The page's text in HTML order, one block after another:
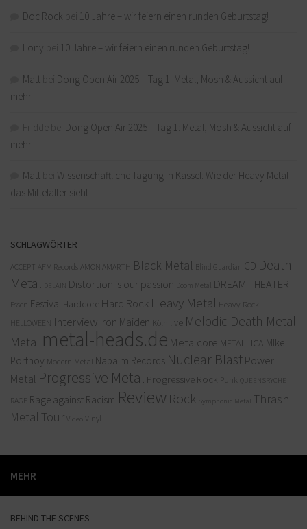
Doc Rock 10 Jahre – wir feiern einen runden Geburtstag!
Lony 10 Jahre – wir feiern einen runden Geburtstag!
Matt
Dong Open Air 2025 – Tag 1: Metal, Mosh & Aussicht auf
mehr
Dong Open Air 2025 – Tag 1: Metal, Mosh & Aussicht auf
mehr
Matt
Wissenschaftliche Tagung in Kassel: Wie der Heavy Metal
das Mittelalter sieht
SCHLAGWÖRTER
ACCEPT AFM Records AMON AMARTH Black Metal Blind Guardian CD Death
Metal
DELAIN Distortion is our passion Doom Metal DREAM THEATER
Essen Festival Hardcore Hard Rock Heavy Metal Heavy Rock
HELLOWEEN Interview Iron Maiden Köln live Melodic Death Metal
Metal metal-heads.de Metalcore METALLICA MIke
Portnoy Modern Metal Napalm Records Nuclear Blast Power
Metal Progressive Metal Progressive Rock Punk QUEENSRYCHE
RAGE Rage against Racism Review Rock Symphonic Metal
Thrash
Metal Tour Video Vinyl
MEHR
BEHIND THE SCENES